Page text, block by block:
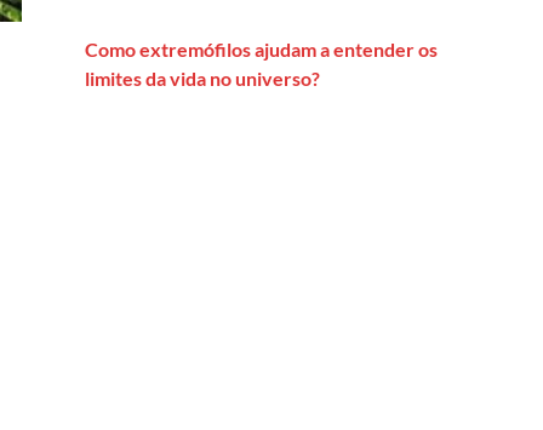
Como extremófilos ajudam a entender os
limites da vida no universo?